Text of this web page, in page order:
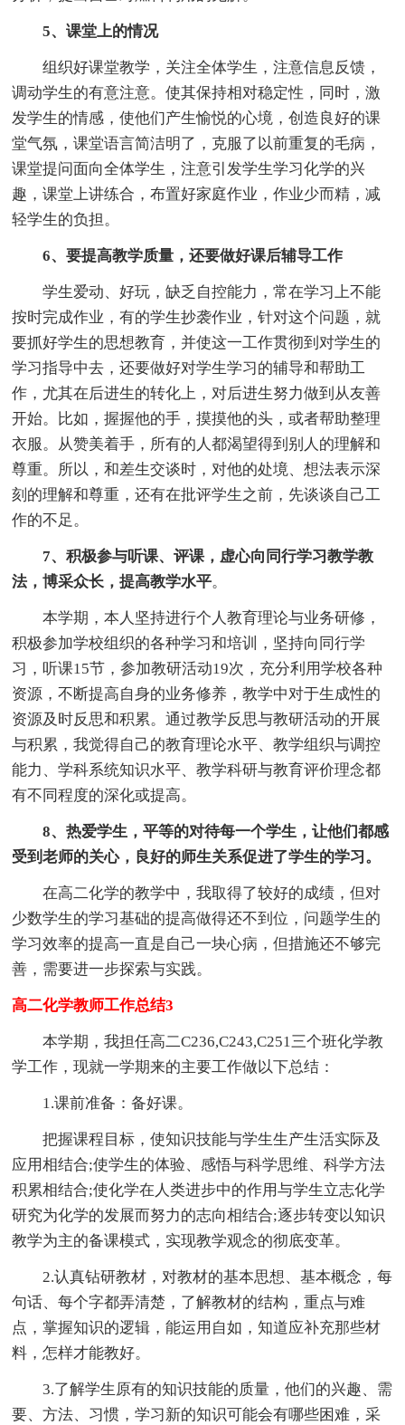
5、课堂上的情况
组织好课堂教学，关注全体学生，注意信息反馈，
调动学生的有意注意。使其保持相对稳定性，同时，激
发学生的情感，使他们产生愉悦的心境，创造良好的课
堂气氛，课堂语言简洁明了，克服了以前重复的毛病，
课堂提问面向全体学生，注意引发学生学习化学的兴
趣，课堂上讲练合，布置好家庭作业，作业少而精，减
轻学生的负担。
6、要提高教学质量，还要做好课后辅导工作
学生爱动、好玩，缺乏自控能力，常在学习上不能
按时完成作业，有的学生抄袭作业，针对这个问题，就
要抓好学生的思想教育，并使这一工作贯彻到对学生的
学习指导中去，还要做好对学生学习的辅导和帮助工
作，尤其在后进生的转化上，对后进生努力做到从友善
开始。比如，握握他的手，摸摸他的头，或者帮助整理
衣服。从赞美着手，所有的人都渴望得到别人的理解和
尊重。所以，和差生交谈时，对他的处境、想法表示深
刻的理解和尊重，还有在批评学生之前，先谈谈自己工
作的不足。
7、积极参与听课、评课，虚心向同行学习教学教
法，博采众长，提高教学水平。
本学期，本人坚持进行个人教育理论与业务研修，
积极参加学校组织的各种学习和培训，坚持向同行学
习，听课15节，参加教研活动19次，充分利用学校各种
资源，不断提高自身的业务修养，教学中对于生成性的
资源及时反思和积累。通过教学反思与教研活动的开展
与积累，我觉得自己的教育理论水平、教学组织与调控
能力、学科系统知识水平、教学科研与教育评价理念都
有不同程度的深化或提高。
8、热爱学生，平等的对待每一个学生，让他们都感
受到老师的关心，良好的师生关系促进了学生的学习。
在高二化学的教学中，我取得了较好的成绩，但对
少数学生的学习基础的提高做得还不到位，问题学生的
学习效率的提高一直是自己一块心病，但措施还不够完
善，需要进一步探索与实践。
高二化学教师工作总结3
本学期，我担任高二C236,C243,C251三个班化学教
学工作，现就一学期来的主要工作做以下总结：
1.课前准备：备好课。
把握课程目标，使知识技能与学生生产生活实际及
应用相结合;使学生的体验、感悟与科学思维、科学方法
积累相结合;使化学在人类进步中的作用与学生立志化学
研究为化学的发展而努力的志向相结合;逐步转变以知识
教学为主的备课模式，实现教学观念的彻底变革。
2.认真钻研教材，对教材的基本思想、基本概念，每
句话、每个字都弄清楚，了解教材的结构，重点与难
点，掌握知识的逻辑，能运用自如，知道应补充那些材
料，怎样才能教好。
3.了解学生原有的知识技能的质量，他们的兴趣、需
要、方法、习惯，学习新的知识可能会有哪些困难，采